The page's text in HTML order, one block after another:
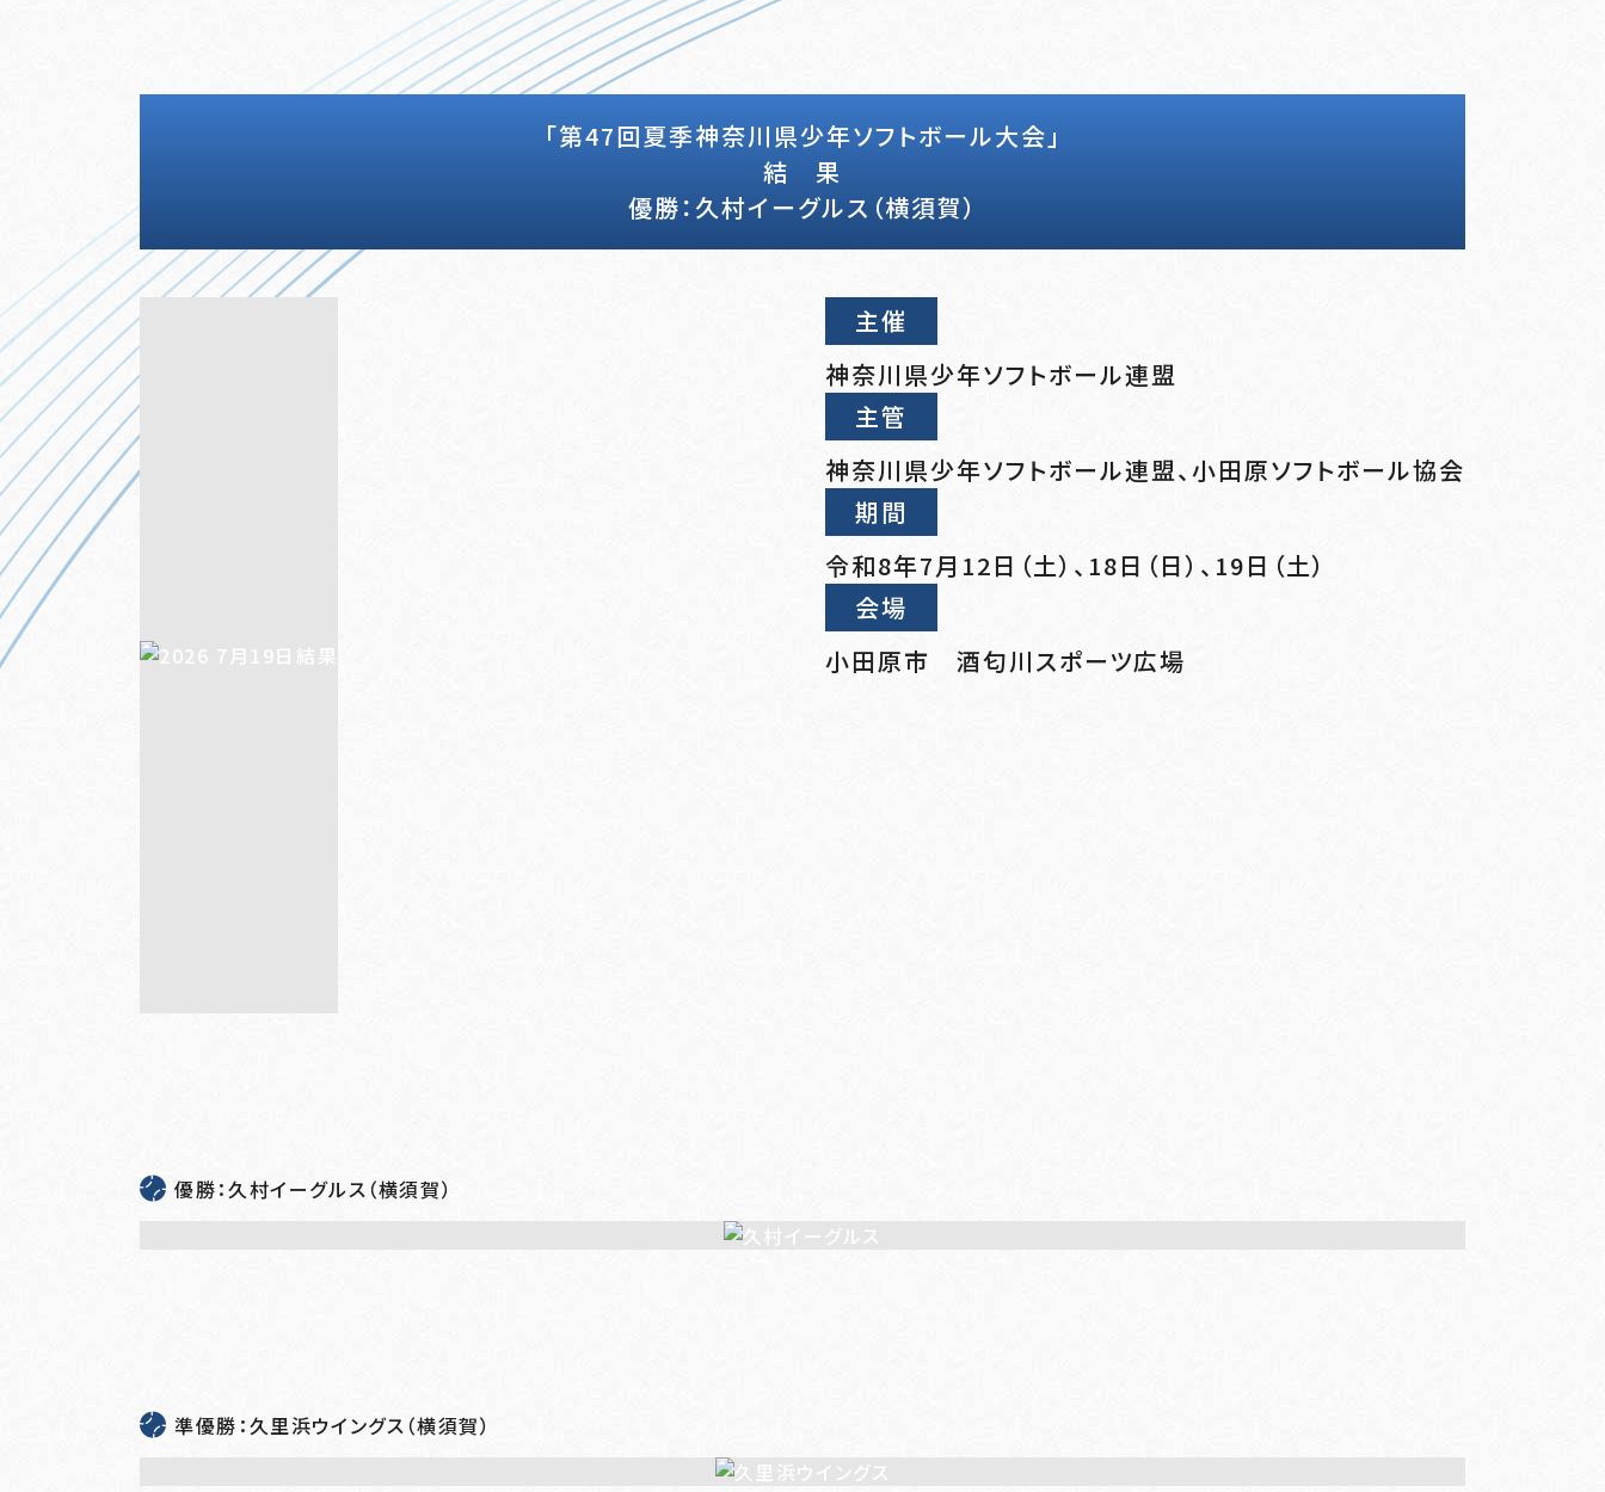
「第47回夏季神奈川県少年ソフトボール大会」
結 果
優勝：久村イーグルス（横須賀）
主催
神奈川県少年ソフトボール連盟
主管
神奈川県少年ソフトボール連盟、小田原ソフトボール協会
期間
令和8年7月12日（土）、18日（日）、19日（土）
会場
小田原市 酒匂川スポーツ広場
優勝：久村イーグルス（横須賀）
準優勝：久里浜ウイングス（横須賀）